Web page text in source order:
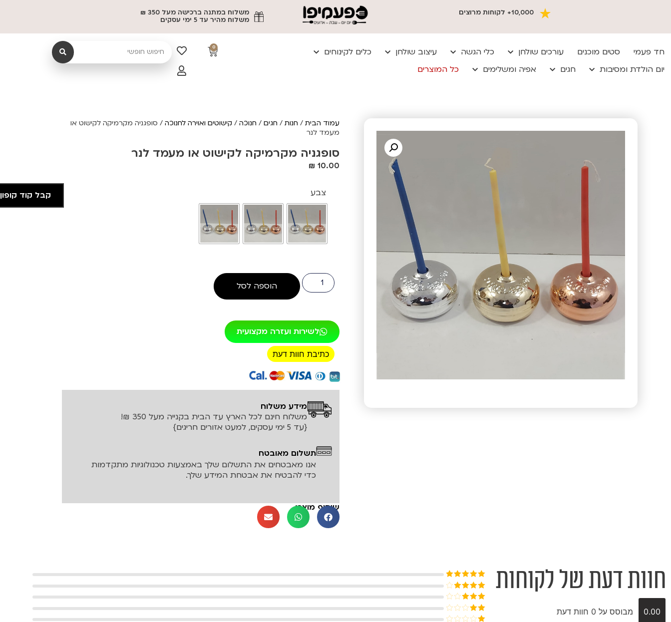
10,000+ לקוחות מרוצים
משלוח במתנה ברכישה מעל 350 ₪
משלוח מהיר עד 5 ימי עסקים
חד פעמי סטים מוכנים עורכים שולחן כלי הגשה עיצוב שולחן
כלים לקינוחים
יום הולדת ומסיבות
חגים אפיה ומשלימים כל המוצרים
0
עמוד הבית/ חנות/ חגים/ חנוכה/ קישוטים ואוירה לחנוכה/ סופגניה מקרמיקה לקישוט או
מעמד לנר
סופגניה מקרמיקה לקישוט או מעמד לנר
₪ 10.00
צבע
הוספה לסל
לשירות ועזרה מקצועית
כתיבת חוות דעת
רכישה מאובטחת!
מידע משלוח
משלוח חינם לכל הארץ עד הבית בקנייה מעל 350 ₪!
{עד 5 ימי עסקים, למעט אזורים חריגים}
תשלום מאובטח
אנו מאבטחים את התשלום שלך באמצעות טכנולוגיות מתקדמות
כדי להבטיח את אבטחת המידע שלך.
שיתוף מוצר:
חוות דעת של לקוחות
0.00 מבוסס על 0 חוות דעת
דורג5מתוך
5
דורג4
מתוך 5
דורג3
מתוך 5
דורג
קבל קוד